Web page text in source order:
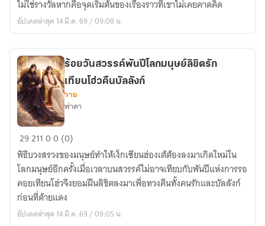
เป็น
คน
ที่
ต่าง
โลก
ไม่ใช่รางวัลหากคือจุดเริ่มต้นของเรื่องราวที่เขาไม่เคยคาดคิด
อัปเดตล่าสุด 14 มี.ค. 69 / 09:08 น.
ร้อย
วัน
สวรรค์
พันปี
โลก
มนุษย์
ลิขิต
ร้อยวันสวรรค์พันปีโลกมนุษย์ลิขิตรัก
เทียนโฮ่วคืนบัลลังก์
วาย
ฟาดา
2921100 (0)
พิธีบวงสรวงของมนุษย์ทำให้เง็กเซียนฮ่องเต้ต้องลงมาเกิดใหม่ใน
โลกมนุษย์อีกครั้งเมื่อเวลาบนสวรรค์ไม่อาจเทียบกับพันปีแห่งการรอ
คอยเทียนโฮ่วจึงยอมฝืนลิขิตลงมาเพื่อทวงคืนทั้งคนรักและบัลลังก์
ก่อนที่ด้ายแดง
อัปเดตล่าสุด 14 มี.ค. 69 / 09:05 น.